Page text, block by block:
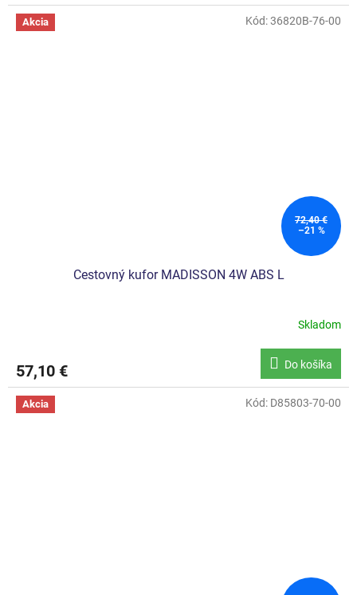
Akcia
72,40 €
–21 %
Cestovný kufor MADISSON 4W ABS L
Skladom
57,10 € Do košíka
Kód:36820B-76-00
Akcia Kód: D85803-70-00